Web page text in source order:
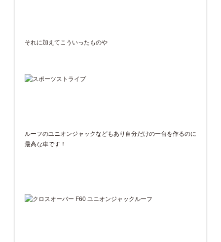
それに加えてこういったものや
ルーフのユニオンジャックなどもあり自分だけの一台を作るのに
最高な車です！